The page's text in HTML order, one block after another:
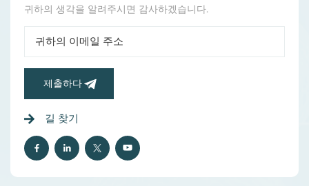
귀하의 생각을 알려주시면 감사하겠습니다.
제출하다
길 찾기